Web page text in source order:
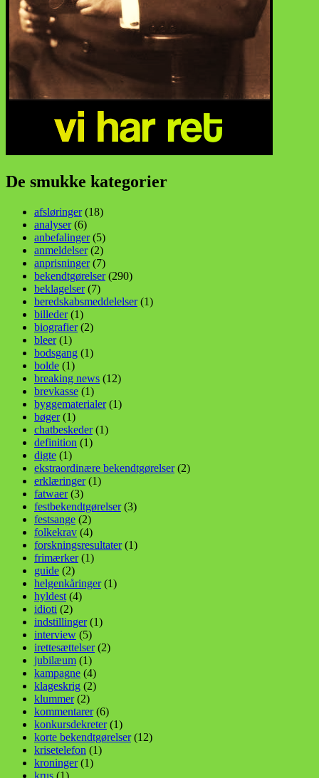
De smukke kategorier
afsløringer(18)
analyser(6)
anbefalinger(5)
anmeldelser(2)
anprisninger(7)
bekendtgørelser(290)
beklagelser(7)
beredskabsmeddelelser(1)
billeder(1)
biografier(2)
bleer(1)
bodsgang (1)
bolde (1)
breaking news (12)
brevkasse (1)
byggematerialer(1)
bøger(1)
chatbeskeder(1)
definition (1)
digte (1)
ekstraordinære bekendtgørelser(2)
erklæringer(1)
fatwaer(3)
festbekendtgørelser(3)
festsange (2)
folkekrav (4)
forskningsresultater(1)
frimærker(1)
guide (2)
helgenkåringer(1)
hyldest (4)
idioti (2)
indstillinger(1)
interview (5)
irettesættelser(2)
jubilæum (1)
kampagne (4)
klageskrig (2)
klummer(2)
kommentarer(6)
konkursdekreter(1)
korte bekendtgørelser(12)
krisetelefon (1)
kroninger(1)
krus (1)